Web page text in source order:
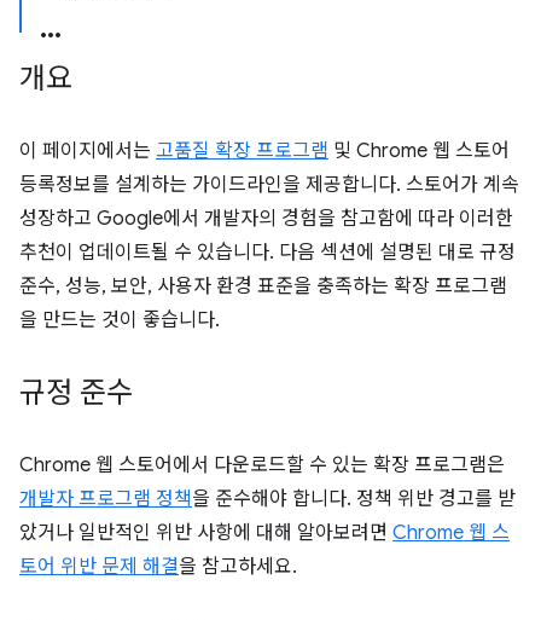
개요
이 페이지에서는 고품질 확장 프로그램 및 Chrome 웹 스토어
등록정보를 설계하는 가이드라인을 제공합니다. 스토어가 계속
성장하고 Google에서 개발자의 경험을 참고함에 따라 이러한
추천이 업데이트될 수 있습니다. 다음 섹션에 설명된 대로 규정
준수, 성능, 보안, 사용자 환경 표준을 충족하는 확장 프로그램
을 만드는 것이 좋습니다.
규정 준수
Chrome 웹 스토어에서 다운로드할 수 있는 확장 프로그램은
개발자 프로그램 정책을 준수해야 합니다. 정책 위반 경고를 받
았거나 일반적인 위반 사항에 대해 알아보려면 Chrome 웹 스
토어 위반 문제 해결을 참고하세요.